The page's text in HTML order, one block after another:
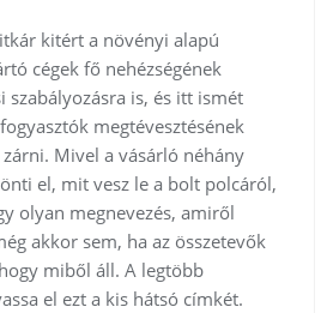
kitért a növényi alapú
cégek fő nehézségének
szabályozásra is, és itt ismét
megtévesztésének
Mivel a vásárló néhány
el, mit vesz le a bolt polcáról,
olyan megnevezés, amiről
akkor sem, ha az összetevők
miből áll. A legtöbb
el ezt a kis hátsó címkét.